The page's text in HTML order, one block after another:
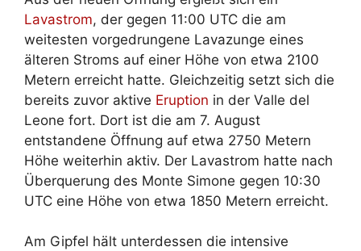
Lavastrom, der gegen 11:00 UTC die am
weitesten vorgedrungene Lavazunge eines
älteren Stroms auf einer Höhe von etwa 2100
Metern erreicht hatte. Gleichzeitig setzt sich die
bereits zuvor aktive Eruption in der Valle del
Leone fort. Dort ist die am 7. August
entstandene Öffnung auf etwa 2750 Metern
Höhe weiterhin aktiv. Der Lavastrom hatte nach
Überquerung des Monte Simone gegen 10:30
UTC eine Höhe von etwa 1850 Metern erreicht.
Am Gipfel hält unterdessen die intensive